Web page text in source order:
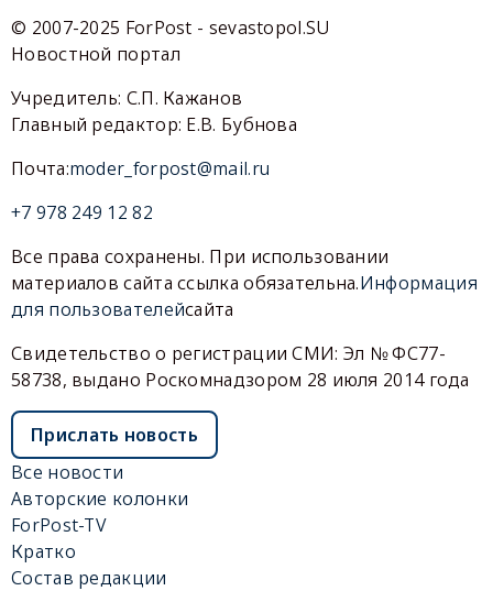
© 2007-2025 ForPost - sevastopol.SU
Новостной портал
Учредитель: С.П. Кажанов
Главный редактор: Е.В. Бубнова
Почта:moder_forpost@mail.ru
+7 978 249 12 82
Все права сохранены. При использовании
материалов сайта ссылка обязательна.Информация
для пользователейсайта
Свидетельство о регистрации СМИ: Эл № ФС77-
58738, выдано Роскомнадзором 28 июля 2014 года
Прислать новость
Все новости
Авторские колонки
ForPost-TV
Кратко
Состав редакции